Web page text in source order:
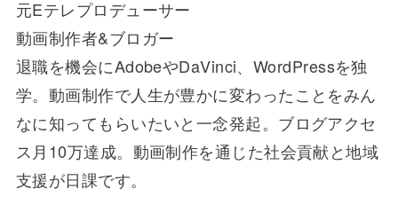
元Eテレプロデューサー
動画制作者&ブロガー
退職を機会にAdobeやDaVinci、WordPressを独
学。動画制作で人生が豊かに変わったことをみん
なに知ってもらいたいと一念発起。ブログアクセ
ス月10万達成。動画制作を通じた社会貢献と地域
支援が日課です。